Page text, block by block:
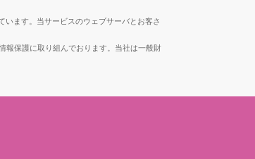
ます。当サービスのウェブサーバとお客さ
報保護に取り組んでおります。当社は一般財